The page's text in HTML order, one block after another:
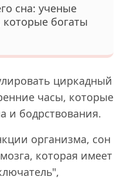
сна: ученые
которые богаты
циркадный
часы, которые
и бодрствования.
организма, сон
которая имеет